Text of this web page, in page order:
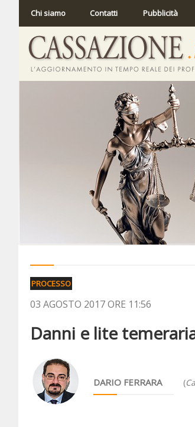
Chi siamo Contatti Pubblicità
PROCESSO
03 AGOSTO 2017 ORE 11:56
Danni e lite
DARIO FERRARA (